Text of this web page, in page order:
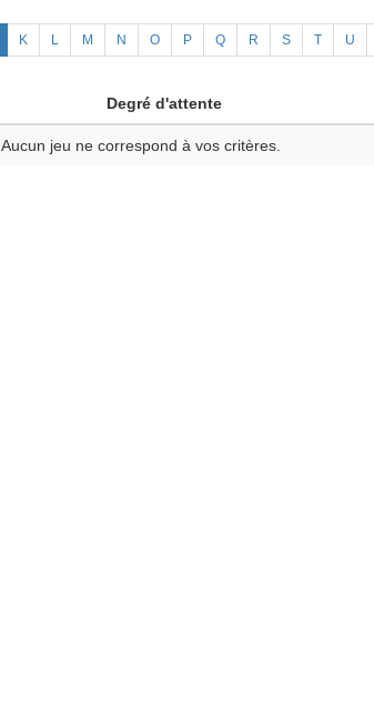
K L M N O P Q R S T U
Degré d'attente
Aucun jeu ne correspond à vos critères.